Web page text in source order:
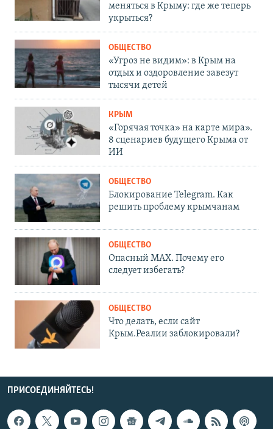
меняться в Крыму: где же теперь
укрыться?
ОБЩЕСТВО
«Угроз не видим»: в Крым на
отдых и оздоровление завезут
тысячи детей
КРЫМ
«Горячая точка» на карте мира».
8 сценариев будущего Крыма от
ИИ
ОБЩЕСТВО
Блокирование Telegram. Как
решить проблему крымчанам
ОБЩЕСТВО
Опасный MAX. Почему его
следует избегать?
ОБЩЕСТВО
Что делать, если сайт
Крым.Реалии заблокировали?
ПРИСОЕДИНЯЙТЕСЬ!